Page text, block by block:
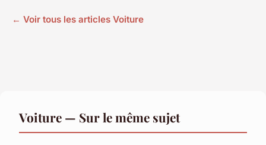
← Voir tous les articles Voiture
Voiture — Sur le même sujet